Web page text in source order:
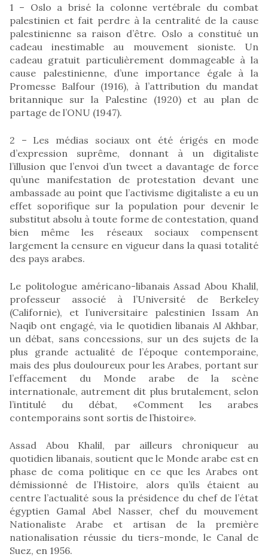
1 – Oslo a brisé la colonne vertébrale du combat
palestinien et fait perdre à la centralité de la cause
palestinienne sa raison d’être. Oslo a constitué un
cadeau inestimable au mouvement sioniste. Un
cadeau gratuit particulièrement dommageable à la
cause palestinienne, d’une importance égale à la
Promesse Balfour (1916), à l’attribution du mandat
britannique sur la Palestine (1920) et au plan de
partage de l’ONU (1947).
2 – Les médias sociaux ont été érigés en mode
d’expression suprême, donnant à un digitaliste
l’illusion que l’envoi d’un tweet a davantage de force
qu’une manifestation de protestation devant une
ambassade au point que l’activisme digitaliste a eu un
effet soporifique sur la population pour devenir le
substitut absolu à toute forme de contestation, quand
bien même les réseaux sociaux compensent
largement la censure en vigueur dans la quasi totalité
des pays arabes.
Le politologue américano-libanais Assad Abou Khalil,
professeur associé à l’Université de Berkeley
(Californie), et l’universitaire palestinien Issam An
Naqib ont engagé, via le quotidien libanais Al Akhbar,
un débat, sans concessions, sur un des sujets de la
plus grande actualité de l’époque contemporaine,
mais des plus douloureux pour les Arabes, portant sur
l’effacement du Monde arabe de la scène
internationale, autrement dit plus brutalement, selon
l’intitulé du débat, «Comment les arabes
contemporains sont sortis de l’histoire».
Assad Abou Khalil, par ailleurs chroniqueur au
quotidien libanais, soutient que le Monde arabe est en
phase de coma politique en ce que les Arabes ont
démissionné de l’Histoire, alors qu’ils étaient au
centre l’actualité sous la présidence du chef de l’état
égyptien Gamal Abel Nasser, chef du mouvement
Nationaliste Arabe et artisan de la première
nationalisation réussie du tiers-monde, le Canal de
Suez, en 1956.